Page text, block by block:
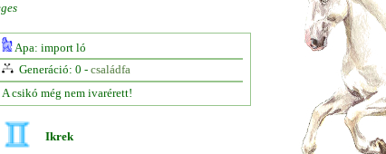
Apa: import ló
Generáció: 0 - családfa
A csikó még nem ivarérett!
Ikrek